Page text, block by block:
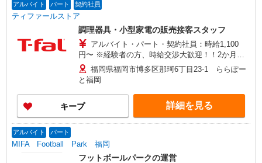
アルバイト パート 契約社員
ティファールストア
調理器具・小型家電の販売接客スタッフ
アルバイト・パート・契約社員：時給1,100
円〜 ※経験者の方、時給交渉大歓迎！！2か月間
試用期間あり（時給変動なし）
福岡県福岡市博多区那珂6丁目23-1 ららぽー
と福岡
キープ 詳細を見る
アルバイト パート
MIFA Football Park 福岡
フットボールパークの運営